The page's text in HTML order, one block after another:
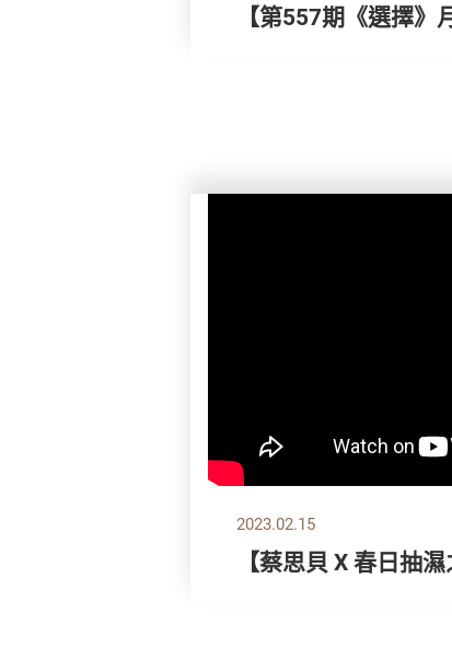
【第557期《選擇》
2023.02.15
【蔡思貝 X 春日抽濕